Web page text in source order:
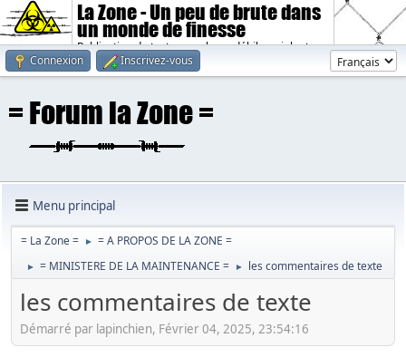
La Zone - Un peu de brute dans
un monde de finesse
Publication de textes sombres, débiles, violents.
Connexion
Inscrivez-vous
Menu principal
= La Zone = ► = A PROPOS DE LA ZONE =
► = MINISTERE DE LA MAINTENANCE = ► les commentaires de texte
les commentaires de texte
Démarré par lapinchien, Février 04, 2025, 23:54:16